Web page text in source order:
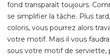
fond transparaît toujours.
se simplifier la tâche. Plus
coloris, vous pourrez alors
votre motif. Mais il vous
sous votre motif de serviette,